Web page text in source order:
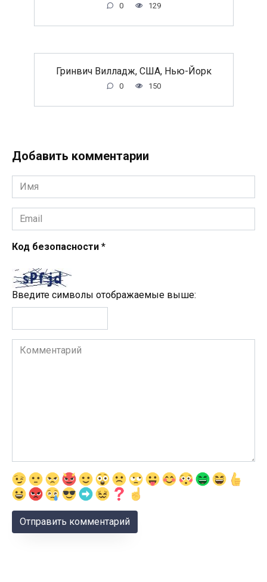
0 129
Гринвич Вилладж, США, Нью-Йорк
0 150
Добавить комментарии
Имя
*
Email
*
Код безопасности *
Введите символы отображаемые выше:
Комментарий